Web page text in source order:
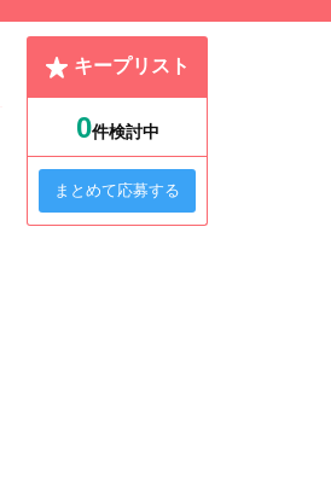
キープリスト
0件検討中
まとめて応募する